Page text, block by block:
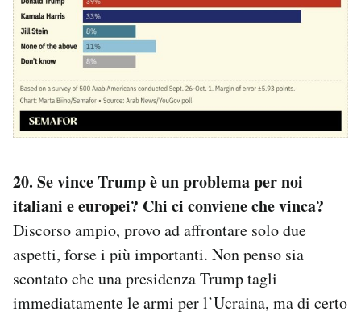
20. Se vince Trump è un problema per noi
italiani e europei? Chi ci conviene che vinca?
Discorso ampio, provo ad affrontare solo due
aspetti, forse i più importanti. Non penso sia
scontato che una presidenza Trump tagli
immediatamente le armi per l’Ucraina, ma di certo